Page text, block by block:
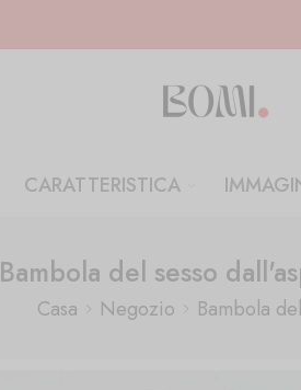
CARATTERISTICA
Bambola del sesso
Casa Negozio Bambola